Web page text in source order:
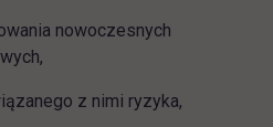
nowoczesnych
z nimi ryzyka,